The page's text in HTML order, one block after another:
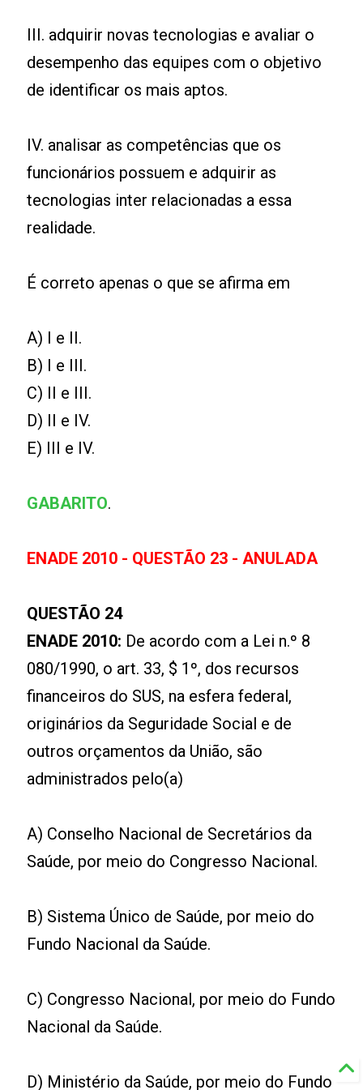
III. adquirir novas tecnologias e avaliar o
desempenho das equipes com o objetivo
de identificar os mais aptos.
IV. analisar as competências que os
funcionários possuem e adquirir as
tecnologias inter relacionadas a essa
realidade.
É correto apenas o que se afirma em
A) I e II.
B) I e III.
C) II e III.
D) II e IV.
E) III e IV.
GABARITO.
ENADE 2010 - QUESTÃO 23 - ANULADA
QUESTÃO 24
ENADE 2010: De acordo com a Lei n.º 8
080/1990, o art. 33, $ 1º, dos recursos
financeiros do SUS, na esfera federal,
originários da Seguridade Social e de
outros orçamentos da União, são
administrados pelo(a)
A) Conselho Nacional de Secretários da
Saúde, por meio do Congresso Nacional.
B) Sistema Único de Saúde, por meio do
Fundo Nacional da Saúde.
C) Congresso Nacional, por meio do Fundo
Nacional da Saúde.
D) Ministério da Saúde, por meio do Fundo